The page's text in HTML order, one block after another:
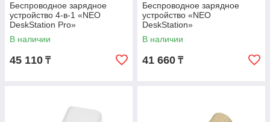
Беспроводное зарядное
уcтройство 4-в-1 «NEO
DeskStation Pro»
В наличии
45 110 ₸
Беспроводное зарядное
устройство «NEO
DeskStation»
В наличии
41 660 ₸